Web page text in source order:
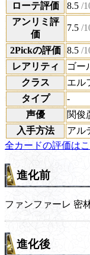
ローテ評価 8.5 /
アンリミ評
価
7.5 /
2Pickの評価 8.5 /
レアリティ
ゴー
クラス
エル
タイプ
-
声優
関俊
入手方法
アル
全カードの評価は
進化前
ファンファーレ 密
進化後